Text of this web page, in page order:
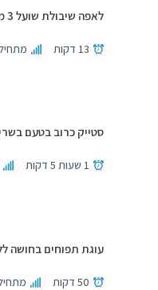
לאפה שיבולת שועל 3 מצרכים
13 דקות
סטייק כרוב בטעם
1 שעות 5 דקות
עוגת תפוחים בחושה
50 דקות